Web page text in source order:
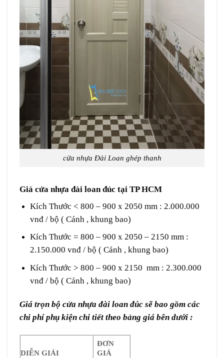
cửa nhựa Đài Loan ghép thanh
Giá cửa nhựa đài loan đúc tại TP HCM
Kích Thước < 800 – 900 x 2050 mm : 2.000.000
vnđ / bộ ( Cánh , khung bao)
Kích Thước = 800 – 900 x 2050 – 2150 mm :
2.150.000 vnđ / bộ ( Cánh , khung bao)
Kích Thước > 800 – 900 x 2150 mm : 2.300.000
vnđ / bộ ( Cánh , khung bao)
Giá trọn bộ cửa nhựa đài loan đúc sẽ bao gồm các
chi phí phụ kiện chi tiết theo bảng giá bên dưới :
DIỄN GIẢI
ĐƠN
GIÁ